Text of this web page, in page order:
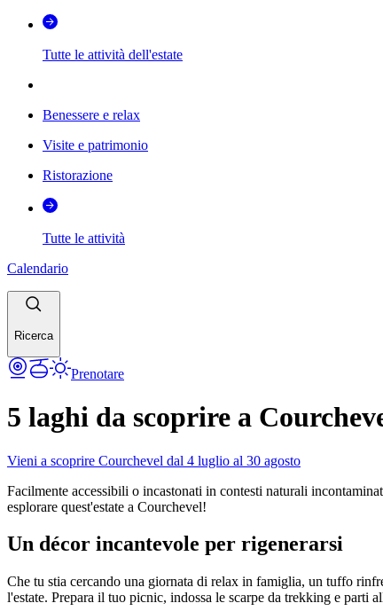
Tutte le attività dell'estate
Benessere e relax
Visite e patrimonio
Ristorazione
Tutte le attività
Calendario
Ricerca
Prenotare
5 laghi da scoprire a
Vieni a scoprire Courchevel dal 4 luglio al 30 agosto
Facilmente accessibili o incastonati in contesti naturali
esplorare quest'estate a Courchevel!
Un décor incantevole per rigenerarsi
Che tu stia cercando una giornata di relax in famiglia, un tuffo
l'estate. Prepara il tuo picnic, indossa le scarpe da trekking e parti